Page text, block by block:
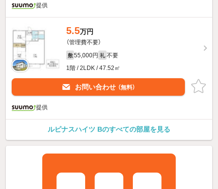
提供
5.5万円
（管理費不要）
敷 55,000円 礼 不要
1階 / 2LDK / 47.52㎡
お問い合わせ （無料）
提供
ルピナスハイツ Bのすべての部屋を見る